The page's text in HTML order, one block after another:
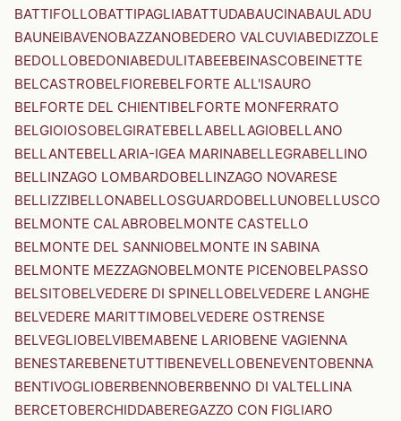
BATTIFOLLOBATTIPAGLIABATTUDABAUCINABAULADU
BAUNEIBAVENOBAZZANOBEDERO VALCUVIABEDIZZOLE
BEDOLLOBEDONIABEDULITABEEBEINASCOBEINETTE
BELCASTROBELFIOREBELFORTE ALL'ISAURO
BELFORTE DEL CHIENTIBELFORTE MONFERRATO
BELGIOIOSOBELGIRATEBELLABELLAGIOBELLANO
BELLANTEBELLARIA-IGEA MARINABELLEGRABELLINO
BELLINZAGO LOMBARDOBELLINZAGO NOVARESE
BELLIZZIBELLONABELLOSGUARDOBELLUNOBELLUSCO
BELMONTE CALABROBELMONTE CASTELLO
BELMONTE DEL SANNIOBELMONTE IN SABINA
BELMONTE MEZZAGNOBELMONTE PICENOBELPASSO
BELSITOBELVEDERE DI SPINELLOBELVEDERE LANGHE
BELVEDERE MARITTIMOBELVEDERE OSTRENSE
BELVEGLIOBELVIBEMABENE LARIOBENE VAGIENNA
BENESTAREBENETUTTIBENEVELLOBENEVENTOBENNA
BENTIVOGLIOBERBENNOBERBENNO DI VALTELLINA
BERCETOBERCHIDDABEREGAZZO CON FIGLIARO